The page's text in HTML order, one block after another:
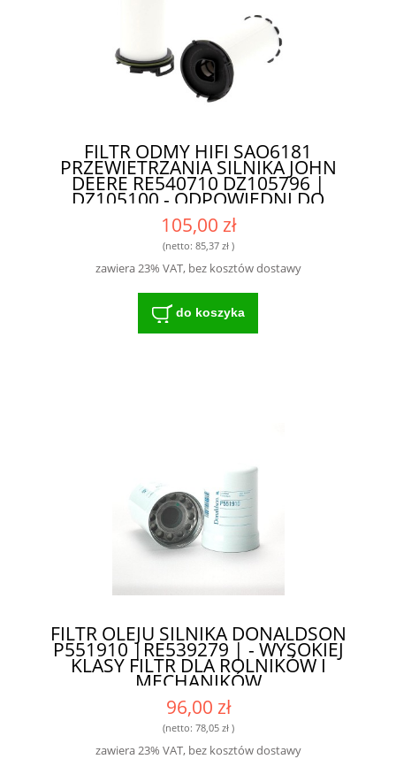
FILTR ODMY HIFI SAO6181
PRZEWIETRZANIA SILNIKA JOHN
DEERE RE540710 DZ105796 |
DZ105100 - ODPOWIEDNI DO
TRUDNYCH WARUNKÓW PRACY
105,00 zł
(netto: 85,37 zł)
zawiera 23% VAT, bez kosztów dostawy
do koszyka
FILTR OLEJU SILNIKA DONALDSON
P551910 |RE539279 | - WYSOKIEJ
KLASY FILTR DLA ROLNIKÓW I
MECHANIKÓW
96,00 zł
(netto: 78,05 zł)
zawiera 23% VAT, bez kosztów dostawy